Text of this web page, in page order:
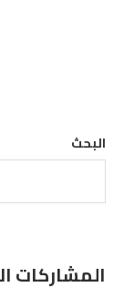
البحث
المشاركات